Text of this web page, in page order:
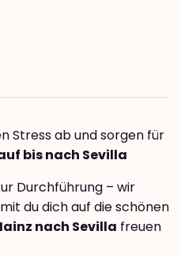
Stress ab und sorgen für
bis nach Sevilla
Durchführung – wir
du dich auf die schönen
nach Sevilla freuen